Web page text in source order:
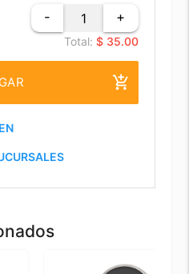
- +
Total: $ 35.00
add_shopping_cart